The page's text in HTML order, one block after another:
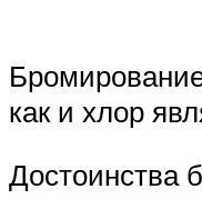
как и хлор
Достоинства